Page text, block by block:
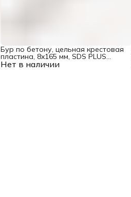
Нет в наличии
Бур по бетону, цельная крестовая
пластина, 8x165 мм, SDS PLUS
Denzel